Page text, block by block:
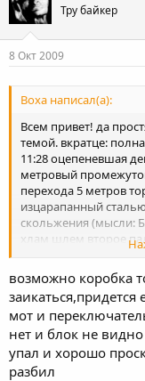
Тру байкер
8 Окт 2009
Boxa написал(а):
Всем привет! да
темой. вкратце:
11:28 оцепеневшая
метровый
перехода 5 метров
изцарапанный
скольжения (мысли:
хлам шлем второе
виновница з.ы.
моментально
чем мог поднял моц,
гаража. сегодня
одна садина у байка
потерял кусок фары.
аккум мертв завел
передачи вверх не
возможно коробка
мот и
нет и блок не
упал и хорошо
разбил